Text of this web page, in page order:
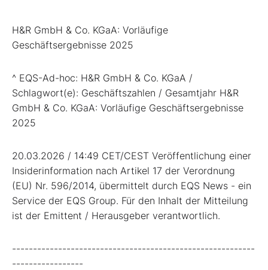
H&R GmbH & Co. KGaA: Vorläufige
Geschäftsergebnisse 2025
^ EQS-Ad-hoc: H&R GmbH & Co. KGaA /
Schlagwort(e): Geschäftszahlen / Gesamtjahr H&R
GmbH & Co. KGaA: Vorläufige Geschäftsergebnisse
2025
20.03.2026 / 14:49 CET/CEST Veröffentlichung einer
Insiderinformation nach Artikel 17 der Verordnung
(EU) Nr. 596/2014, übermittelt durch EQS News - ein
Service der EQS Group. Für den Inhalt der Mitteilung
ist der Emittent / Herausgeber verantwortlich.
----------------------------------------------------------
-----------------